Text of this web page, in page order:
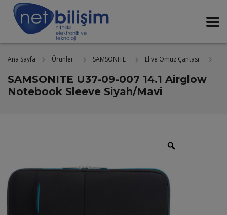
Ana Sayfa Ürünler SAMSONITE El ve Omuz Çantası
SAMSONITE U37-09-007 14.1 Airglow
Notebook Sleeve Siyah/Mavi